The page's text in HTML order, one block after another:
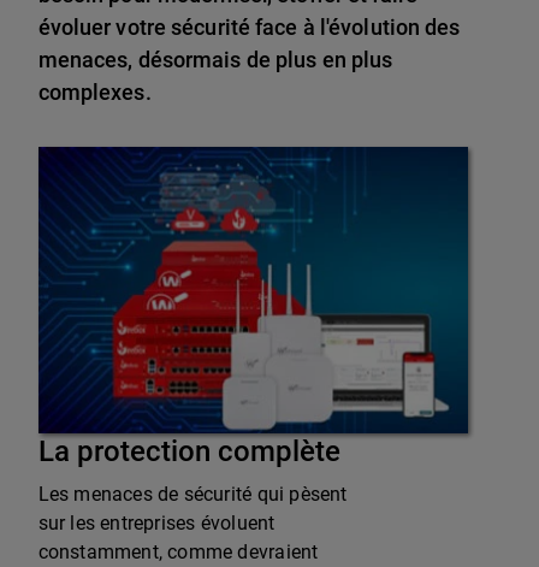
évoluer votre sécurité face à l'évolution des
menaces, désormais de plus en plus
complexes.
La protection complète
Les menaces de sécurité qui pèsent
sur les entreprises évoluent
constamment, comme devraient